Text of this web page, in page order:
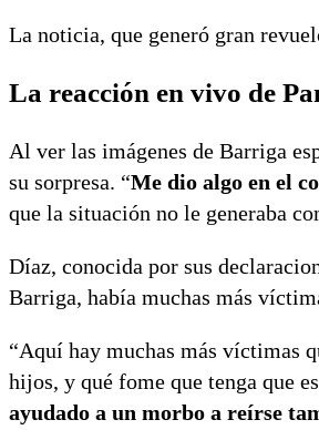
La noticia, que generó gran
La reacción en vivo de
Al ver las imágenes de Barriga
su sorpresa. “Me dio algo en el
que la situación no le generaba
Díaz, conocida por sus
Barriga, había muchas más
“Aquí hay muchas más víctimas
hijos, y qué fome que tenga que
ayudado a un morbo a reírse